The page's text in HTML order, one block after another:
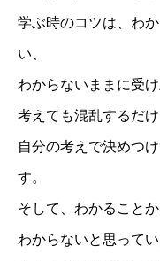
学ぶ時のコツは、わ
い、
わからないままに受
考えても混乱するだ
自分の考えで決めつ
す。
そして、わかること
わからないと思って